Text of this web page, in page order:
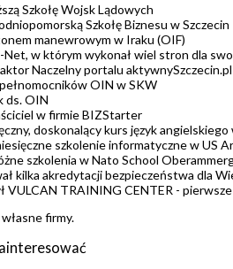
Szkołę Wojsk Lądowych
Szkołę Biznesu w Szczecin
manewrowym w Iraku (OIF)
Net, w którym wykonał wiel stron dla
Naczelny portalu aktywnySzczecin.pl
OIN w SKW
ds. OIN
w firmie BIZStarter
doskonalący kurs język
szkolenie informatyczne w US
szkolenia w Nato School
kilka akredytacji bezpieczeństwa dla
VULCAN TRAINING CENTER -
firmy.